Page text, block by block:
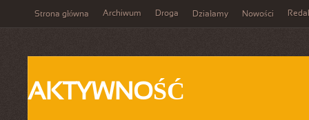
Strona główna Archiwum Droga Działamy Nowości
AKTYWNOŚĆ